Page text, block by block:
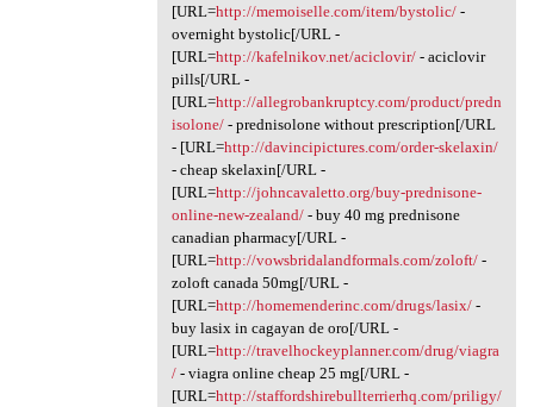
[URL=http://memoiselle.com/item/bystolic/-
overnight bystolic[/URL -
[URL=http://kafelnikov.net/aciclovir/- aciclovir
pills[/URL -
[URL=http://allegrobankruptcy.com/product/predn
isolone/- prednisolone without prescription[/URL
- [URL=http://davincipictures.com/order-skelaxin/
- cheap skelaxin[/URL -
[URL=http://johncavaletto.org/buy-prednisone-
online-new-zealand/- buy 40 mg prednisone
canadian pharmacy[/URL -
[URL=http://vowsbridalandformals.com/zoloft/-
zoloft canada 50mg[/URL -
[URL=http://homemenderinc.com/drugs/lasix/-
buy lasix in cagayan de oro[/URL -
[URL=http://travelhockeyplanner.com/drug/viagra
/- viagra online cheap 25 mg[/URL -
[URL=http://staffordshirebullterrierhq.com/priligy/